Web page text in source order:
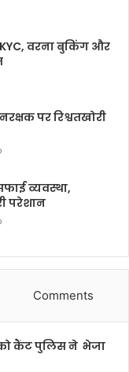
वरना बुकिंग और
पर रिश्वतखोरी
व्यवस्था,
परेशान
Comments
कैंट पुलिस ने भेजा